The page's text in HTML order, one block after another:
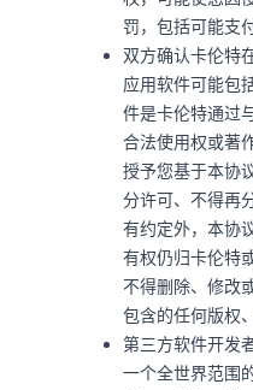
罚，包括可能支
双方确认卡伦特
应用软件可能包
件是卡伦特通过
合法使用权或著
授予您基于本协
分许可、不得再
有约定外，本协
有权仍归卡伦特
不得删除、修改
包含的任何版权
第三方软件开发
一个全世界范围